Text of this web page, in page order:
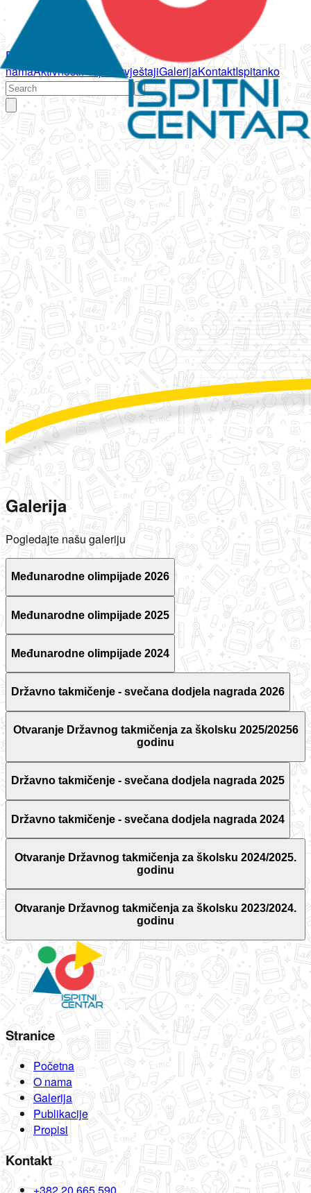
Početna
namaAktivnostiPropisi IzvještajiGalerijaKontaktIspitanko
Galerija
Pogledajte našu galeriju
Međunarodne olimpijade 2026
Međunarodne olimpijade 2025
Međunarodne olimpijade 2024
Državno takmičenje - svečana dodjela nagrada 2026
Otvaranje Državnog takmičenja za školsku 2025/20256
godinu
Državno takmičenje - svečana dodjela nagrada 2025
Državno takmičenje - svečana dodjela nagrada 2024
Otvaranje Državnog takmičenja za školsku 2024/2025.
godinu
Otvaranje Državnog takmičenja za školsku 2023/2024.
godinu
Stranice
Početna
O nama
Galerija
Publikacije
Propisi
Kontakt